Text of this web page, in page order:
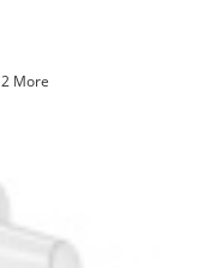
2 More